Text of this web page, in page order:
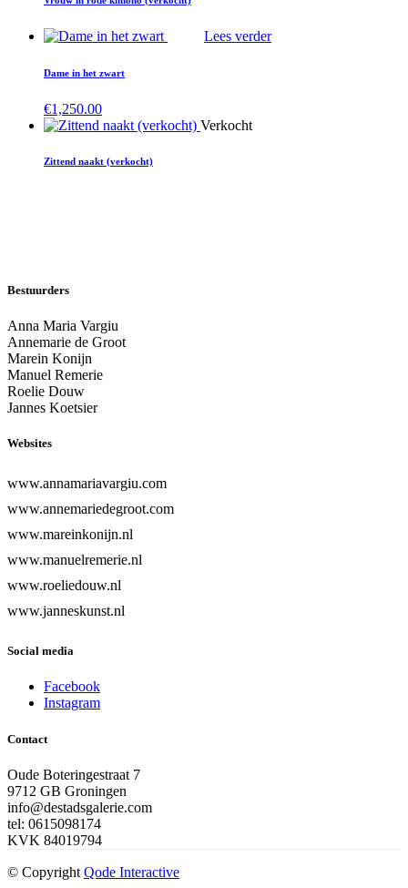
Lees verder
Dame in het zwart
€1,250.00
Verkocht
Zittend naakt (verkocht)
Bestuurders
Anna Maria Vargiu
Annemarie de Groot
Marein Konijn
Manuel Remerie
Roelie Douw
Jannes Koetsier
Websites
www.annamariavargiu.com
www.annemariedegroot.com
www.mareinkonijn.nl
www.manuelremerie.nl
www.roeliedouw.nl
www.janneskunst.nl
Social media
Facebook
Instagram
Contact
Oude Boteringestraat 7
9712 GB Groningen
info@destadsgalerie.com
tel: 0615098174
KVK 84019794
© Copyright Qode Interactive